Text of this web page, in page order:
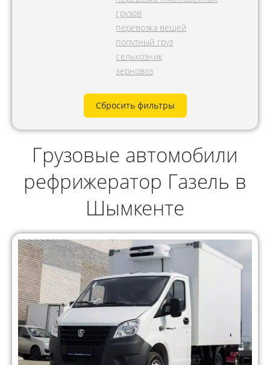
грузов
перевозка вещей
попутный груз
сельхозник
зерновоз
Сбросить фильтры
Грузовые автомобили
рефрижератор Газель в
Шымкенте